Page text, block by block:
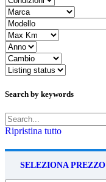
Search by keywords
Ripristina tutto
SELEZIONA PREZZO